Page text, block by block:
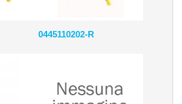
0445110202-R